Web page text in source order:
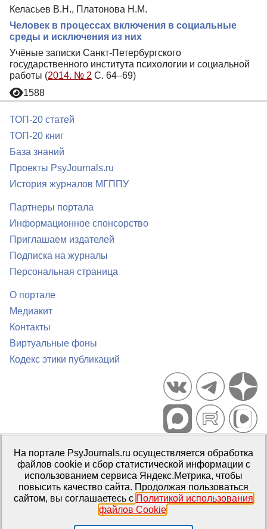
Келасьев В.Н., Платонова Н.М.
Человек в процессах включения в социальные
среды и исключения из них
Учёные записки Санкт-Петербургского
государственного института психологии и социальной
работы (2014. № 2 С. 64–69)
1588
ТОП-20 статей
ТОП-20 книг
База знаний
Проекты PsyJournals.ru
История журналов МГППУ
Партнеры портала
Информационное спонсорство
Приглашаем издателей
Подписка на журналы
Персональная страница
О портале
Медиакит
Контакты
Виртуальные фоны
Кодекс этики публикаций
Портал психологических изданий PsyJournals.ru, 2007–2026
Правила использования материалов
Свидетельство регистрации СМИЭл № ФС77-66447 от 14 июля
2016 г.
Издатель: ФГБОУ ВО МГППУ
На портале PsyJournals.ru осуществляется обработка
файлов cookie и сбор статистической информации с
использованием сервиса Яндекс.Метрика, чтобы
повысить качество сайта. Продолжая пользоваться
сайтом, вы соглашаетесь с Политикой использования
файлов Cookie.